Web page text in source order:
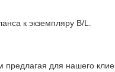
к экземпляру B/L.
для нашего